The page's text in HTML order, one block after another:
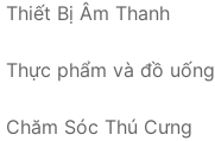
Thiết Bị Âm Thanh
Thực phẩm và đồ uống
Chăm Sóc Thú Cưng